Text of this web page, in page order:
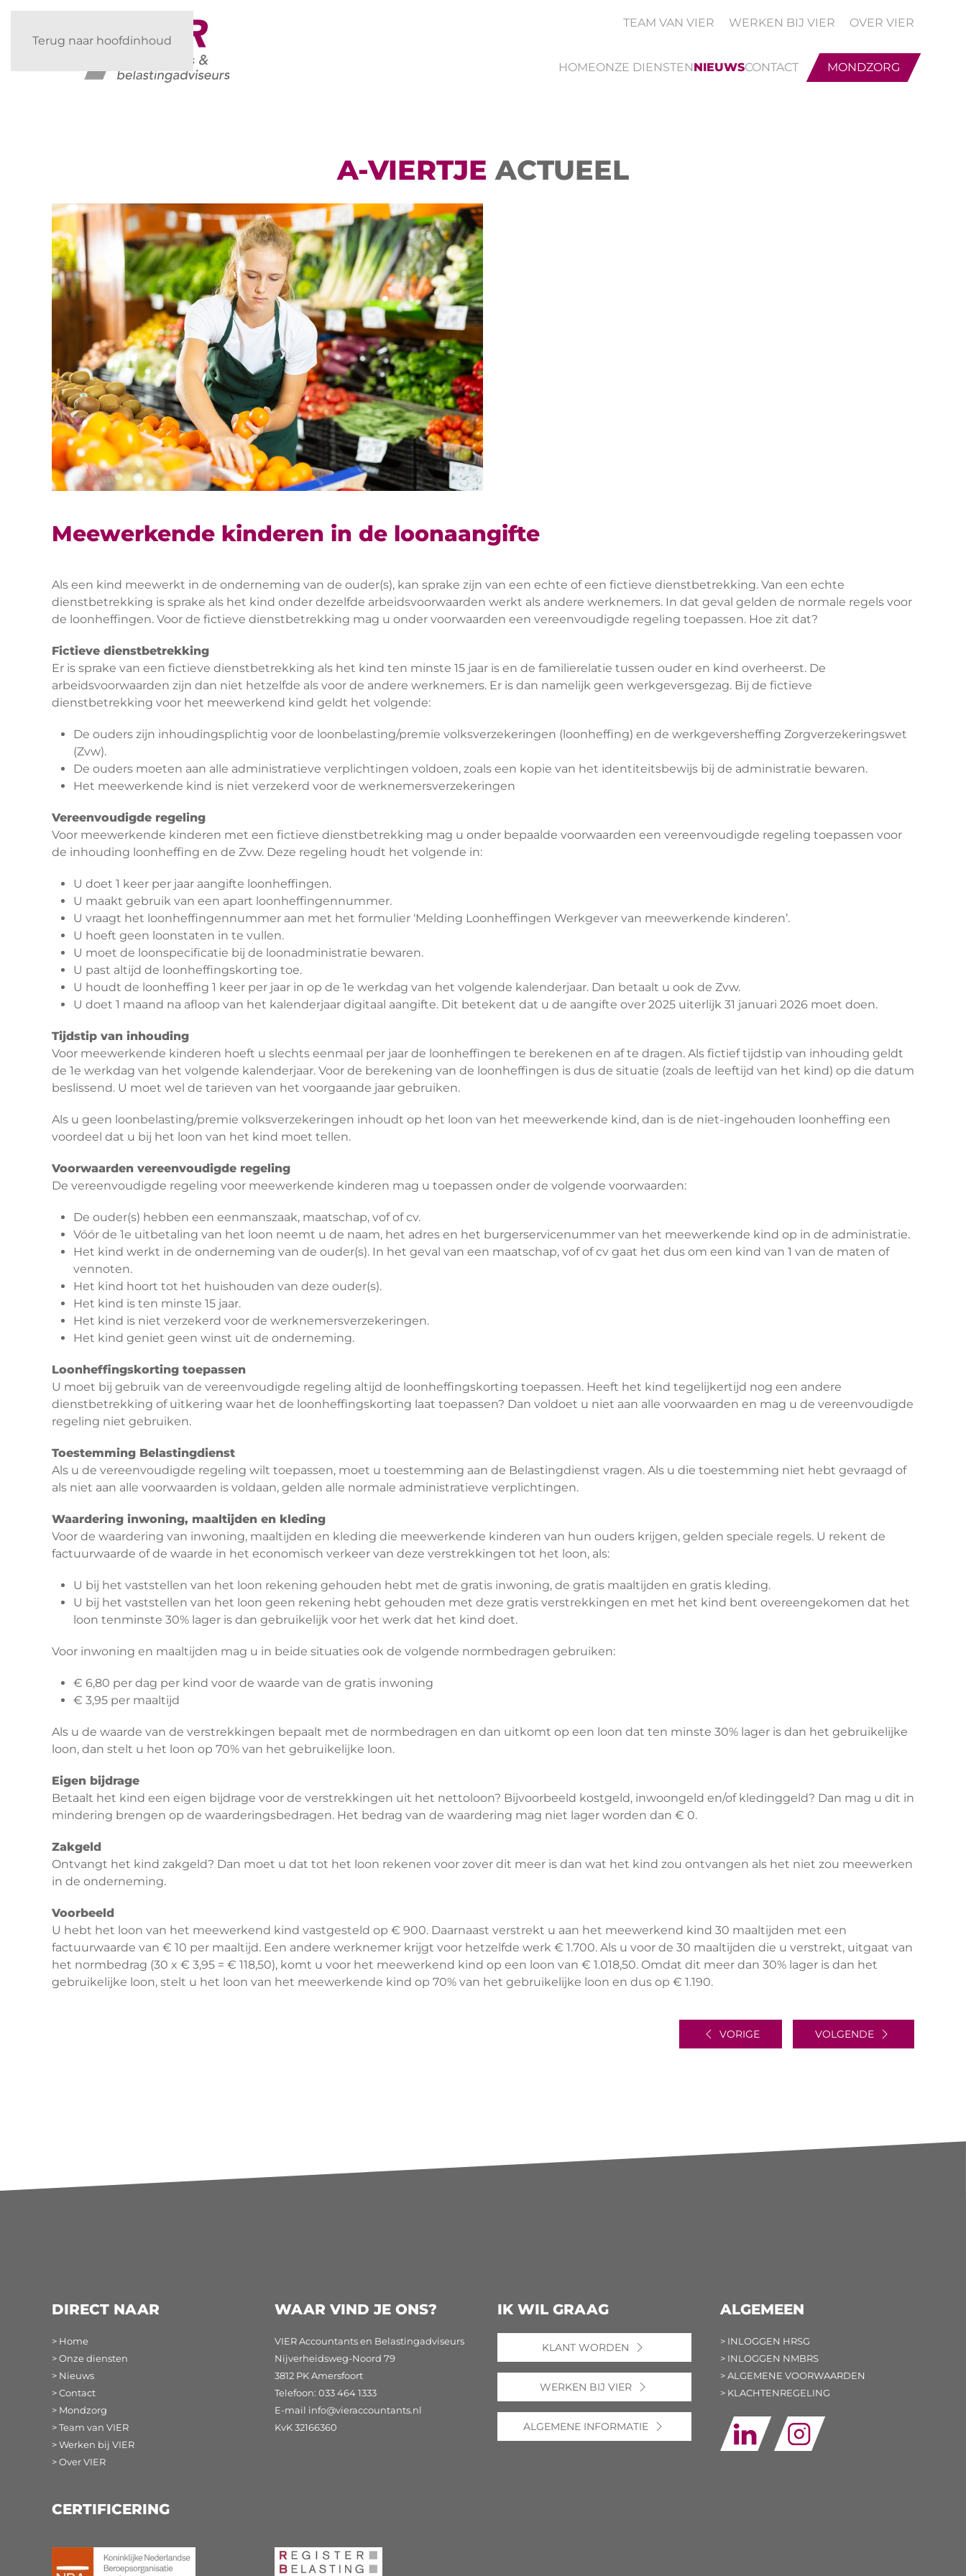
Terug naar hoofdinhoud
TEAM VAN VIER WERKEN BIJ VIER OVER VIER
HOMEONZE DIENSTENNIEUWSCONTACT MONDZORG
A-VIERTJEACTUEEL
Meewerkende kinderen in de loonaangifte
Als een kind meewerkt in de onderneming van de ouder(s), kan sprake zijn van een echte of een fictieve dienstbetrekking. Van een echte
dienstbetrekking is sprake als het kind onder dezelfde arbeidsvoorwaarden werkt als andere werknemers. In dat geval gelden de normale regels voor
de loonheffingen. Voor de fictieve dienstbetrekking mag u onder voorwaarden een vereenvoudigde regeling toepassen. Hoe zit dat?
Fictieve dienstbetrekking
Er is sprake van een fictieve dienstbetrekking als het kind ten minste 15 jaar is en de familierelatie tussen ouder en kind overheerst. De
arbeidsvoorwaarden zijn dan niet hetzelfde als voor de andere werknemers. Er is dan namelijk geen werkgeversgezag. Bij de fictieve
dienstbetrekking voor het meewerkend kind geldt het volgende:
De ouders zijn inhoudingsplichtig voor de loonbelasting/premie volksverzekeringen (loonheffing) en de werkgeversheffing Zorgverzekeringswet
(Zvw).
De ouders moeten aan alle administratieve verplichtingen voldoen, zoals een kopie van het identiteitsbewijs bij de administratie bewaren.
Het meewerkende kind is niet verzekerd voor de werknemersverzekeringen
Vereenvoudigde regeling
Voor meewerkende kinderen met een fictieve dienstbetrekking mag u onder bepaalde voorwaarden een vereenvoudigde regeling toepassen voor
de inhouding loonheffing en de Zvw. Deze regeling houdt het volgende in:
U doet 1 keer per jaar aangifte loonheffingen.
U maakt gebruik van een apart loonheffingennummer.
U vraagt het loonheffingennummer aan met het formulier ‘Melding Loonheffingen Werkgever van meewerkende kinderen’.
U hoeft geen loonstaten in te vullen.
U moet de loonspecificatie bij de loonadministratie bewaren.
U past altijd de loonheffingskorting toe.
U houdt de loonheffing 1 keer per jaar in op de 1e werkdag van het volgende kalenderjaar. Dan betaalt u ook de Zvw.
U doet 1 maand na afloop van het kalenderjaar digitaal aangifte. Dit betekent dat u de aangifte over 2025 uiterlijk 31 januari 2026 moet doen.
Tijdstip van inhouding
Voor meewerkende kinderen hoeft u slechts eenmaal per jaar de loonheffingen te berekenen en af te dragen. Als fictief tijdstip van inhouding geldt
de 1e werkdag van het volgende kalenderjaar. Voor de berekening van de loonheffingen is dus de situatie (zoals de leeftijd van het kind) op die datum
beslissend. U moet wel de tarieven van het voorgaande jaar gebruiken.
Als u geen loonbelasting/premie volksverzekeringen inhoudt op het loon van het meewerkende kind, dan is de niet-ingehouden loonheffing een
voordeel dat u bij het loon van het kind moet tellen.
Voorwaarden vereenvoudigde regeling
De vereenvoudigde regeling voor meewerkende kinderen mag u toepassen onder de volgende voorwaarden:
De ouder(s) hebben een eenmanszaak, maatschap, vof of cv.
Vóór de 1e uitbetaling van het loon neemt u de naam, het adres en het burgerservicenummer van het meewerkende kind op in de administratie.
Het kind werkt in de onderneming van de ouder(s). In het geval van een maatschap, vof of cv gaat het dus om een kind van 1 van de maten of
vennoten.
Het kind hoort tot het huishouden van deze ouder(s).
Het kind is ten minste 15 jaar.
Het kind is niet verzekerd voor de werknemersverzekeringen.
Het kind geniet geen winst uit de onderneming.
Loonheffingskorting toepassen
U moet bij gebruik van de vereenvoudigde regeling altijd de loonheffingskorting toepassen. Heeft het kind tegelijkertijd nog een andere
dienstbetrekking of uitkering waar het de loonheffingskorting laat toepassen? Dan voldoet u niet aan alle voorwaarden en mag u de vereenvoudigde
regeling niet gebruiken.
Toestemming Belastingdienst
Als u de vereenvoudigde regeling wilt toepassen, moet u toestemming aan de Belastingdienst vragen. Als u die toestemming niet hebt gevraagd of
als niet aan alle voorwaarden is voldaan, gelden alle normale administratieve verplichtingen.
Waardering inwoning, maaltijden en kleding
Voor de waardering van inwoning, maaltijden en kleding die meewerkende kinderen van hun ouders krijgen, gelden speciale regels. U rekent de
factuurwaarde of de waarde in het economisch verkeer van deze verstrekkingen tot het loon, als:
U bij het vaststellen van het loon rekening gehouden hebt met de gratis inwoning, de gratis maaltijden en gratis kleding.
U bij het vaststellen van het loon geen rekening hebt gehouden met deze gratis verstrekkingen en met het kind bent overeengekomen dat het
loon tenminste 30% lager is dan gebruikelijk voor het werk dat het kind doet.
Voor inwoning en maaltijden mag u in beide situaties ook de volgende normbedragen gebruiken:
€ 6,80 per dag per kind voor de waarde van de gratis inwoning
€ 3,95 per maaltijd
Als u de waarde van de verstrekkingen bepaalt met de normbedragen en dan uitkomt op een loon dat ten minste 30% lager is dan het gebruikelijke
loon, dan stelt u het loon op 70% van het gebruikelijke loon.
Eigen bijdrage
Betaalt het kind een eigen bijdrage voor de verstrekkingen uit het nettoloon? Bijvoorbeeld kostgeld, inwoongeld en/of kledinggeld? Dan mag u dit in
mindering brengen op de waarderingsbedragen. Het bedrag van de waardering mag niet lager worden dan € 0.
Zakgeld
Ontvangt het kind zakgeld? Dan moet u dat tot het loon rekenen voor zover dit meer is dan wat het kind zou ontvangen als het niet zou meewerken
in de onderneming.
Voorbeeld
U hebt het loon van het meewerkend kind vastgesteld op € 900. Daarnaast verstrekt u aan het meewerkend kind 30 maaltijden met een
factuurwaarde van € 10 per maaltijd. Een andere werknemer krijgt voor hetzelfde werk € 1.700. Als u voor de 30 maaltijden die u verstrekt, uitgaat van
het normbedrag (30 x € 3,95 = € 118,50), komt u voor het meewerkend kind op een loon van € 1.018,50. Omdat dit meer dan 30% lager is dan het
gebruikelijke loon, stelt u het loon van het meewerkende kind op 70% van het gebruikelijke loon en dus op € 1.190.
VORIGE VOLGENDE
DIRECT NAAR
> Home
> Onze diensten
> Nieuws
> Contact
> Mondzorg
> Team van VIER
> Werken bij VIER
> Over VIER
WAAR VIND JE ONS?
VIER Accountants en Belastingadviseurs
Nijverheidsweg-Noord 79
3812 PK Amersfoort
Telefoon: 033 464 1333
E-mail info@vieraccountants.nl
KvK 32166360
IK WIL GRAAG
KLANT WORDEN
WERKEN BIJ VIER
ALGEMENE INFORMATIE
ALGEMEEN
> INLOGGEN HRSG
> INLOGGEN NMBRS
> ALGEMENE VOORWAARDEN
> KLACHTENREGELING
CERTIFICERING